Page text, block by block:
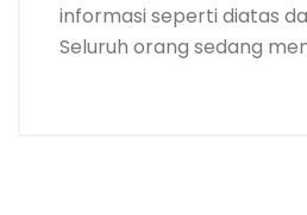
informasi seperti diatas
Seluruh orang sedang